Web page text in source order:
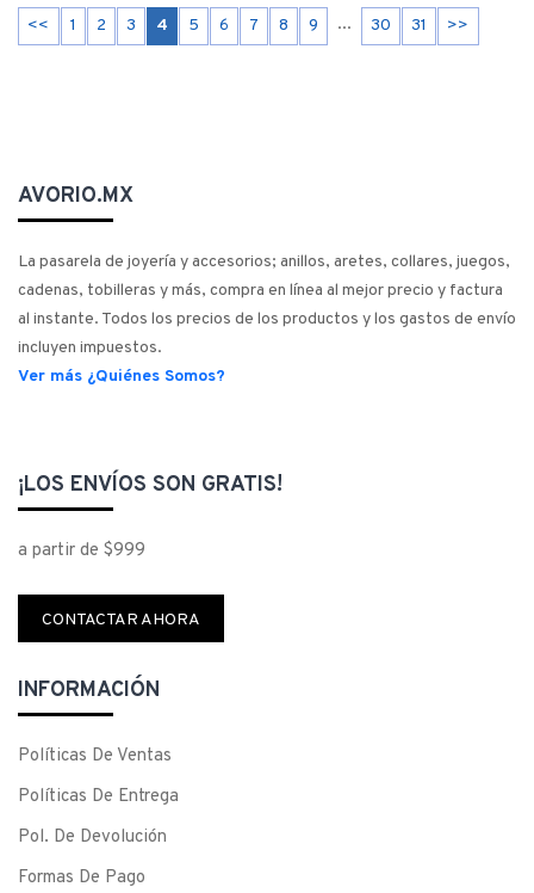
<< 1 2 3 4 5 6 7 8 9 ... 30 31 >>
AVORIO.MX
La pasarela de joyería y accesorios; anillos, aretes, collares, juegos,
cadenas, tobilleras y más, compra en línea al mejor precio y factura
al instante. Todos los precios de los productos y los gastos de envío
incluyen impuestos.
Ver más ¿Quiénes Somos?
¡LOS ENVÍOS SON GRATIS!
a partir de $999
CONTACTAR AHORA
INFORMACIÓN
Políticas De Ventas
Políticas De Entrega
Pol. De Devolución
Formas De Pago